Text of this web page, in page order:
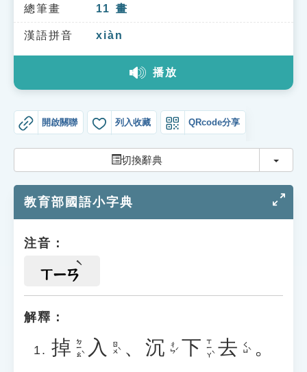
單字索引
生命大百科索引
教學應用
貓頭鷹博士
總筆畫 11 畫
漢語拼音 xiàn
播放
開啟關聯 列入收藏 QRcode分享
切換辭典 切換
教育部國語小字典
注音：
ㄒㄧㄢ
解釋：
掉 ㄉㄧㄠˋ 入 ㄖㄨˋ 、 沉 ㄔㄣˊ 下 ㄒㄧㄚˋ 去 ㄑㄩˋ 。